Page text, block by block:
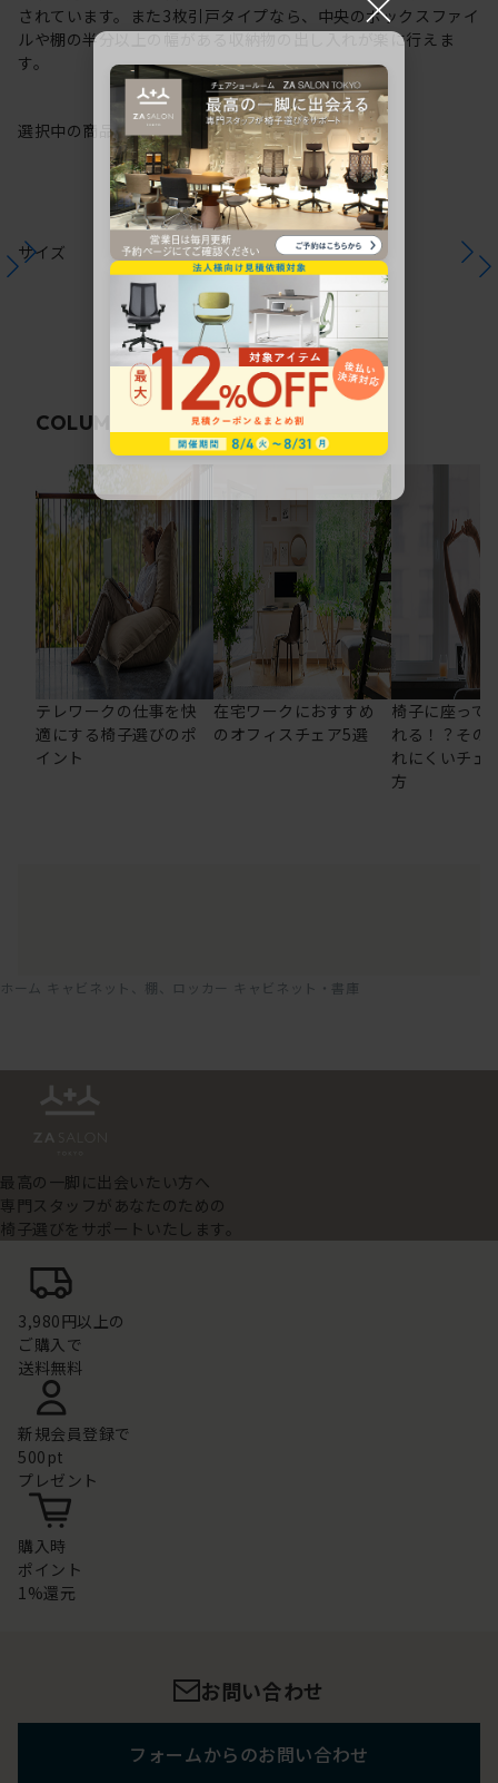
されています。また3枚引戸タイプなら、中央のボックスファイ
ルや棚の半分以上の幅がある収納物の出し入れが楽に行えま
す。
選択中の商品情報注意事項
サイズ
COLUMN 関連コラム
テレワークの仕事を快
適にする椅子選びのポ
イント
在宅ワークにおすすめ
のオフィスチェア5選
椅子に座って
れる！？その
れにくいチェ
方
ホーム キャビネット、棚、ロッカー キャビネット・書庫
最高の一脚に出会いたい方へ
専門スタッフがあなたのための
椅子選びをサポートいたします。
3,980円以上の
ご購入で
送料無料
新規会員登録で
500pt
プレゼント
購入時
ポイント
1%還元
お問い合わせ
フォームからのお問い合わせ